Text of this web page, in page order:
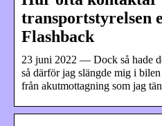
transportstyrelsen
Flashback
23 juni 2022 — Dock så hade
så därför jag slängde mig i
från akutmottagning som jag